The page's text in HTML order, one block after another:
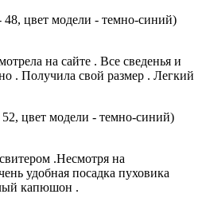
48, цвет модели - темно-синий)
на сайте . Все сведенья и
. Получила свой размер . Легкий
цвет модели - темно-синий)
.Несмотря на
удобная посадка пуховика
капюшон .